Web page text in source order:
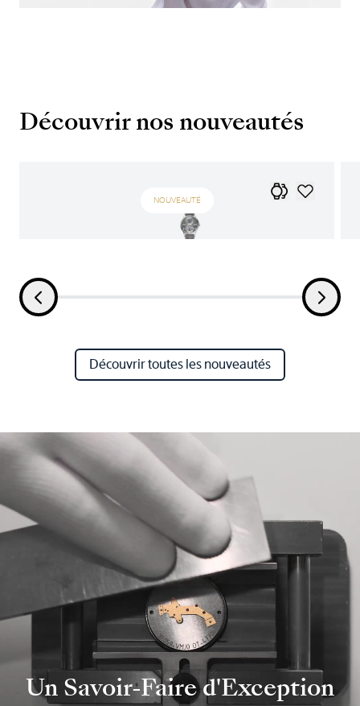
Découvrir nos nouveautés
NOUVEAUTÉ
Découvrir toutes les nouveautés
Un Savoir-Faire d'Exception